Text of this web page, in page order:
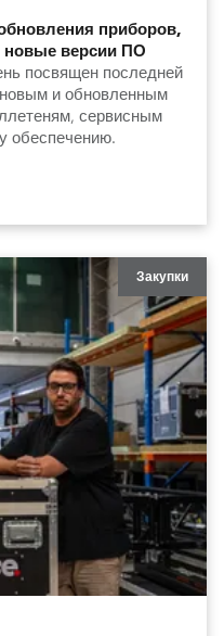
приборов,
новые версии ПО
посвящен последней
и обновленным
сервисным
обеспечению.
Закупки